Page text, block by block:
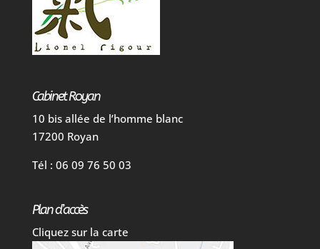
Cabinet Royan
10 bis allée de l’homme blanc
17200 Royan
Tél : 06 09 76 50 03
Plan d’accès
Cliquez sur la carte